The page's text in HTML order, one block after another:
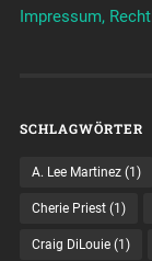
Impressum,
SCHLAGWÖRTER
A. Lee Martinez(1)
Cherie Priest(1)
Craig DiLouie(1)